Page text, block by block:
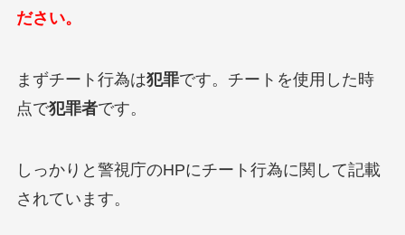
ださい。
まずチート行為は犯罪です。チートを使用した時
点で犯罪者です。
しっかりと警視庁のHPにチート行為に関して記載
されています。